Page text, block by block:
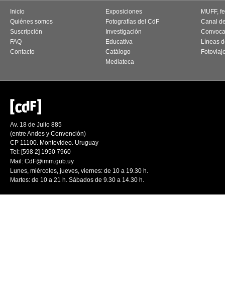
Inicio
Quiénes somos
Suscripción
FAQ
Contacto
Exposiciones
Fotografías del CdF
Investigación
Educativa
Catálogo
Mediateca
MUFF,
Canal
Líneas
Av. 18 de Julio 885
(entre Andes y Convención)
CP 11100. Montevideo. Uruguay
Tel: [598 2] 1950 7960
Mail: CdF@imm.gub.uy
Lunes, miércoles, jueves, viernes: de 10 a 19.30 h.
Martes: de 10 a 21 h. Sábados de 9.30 a 14.30 h.